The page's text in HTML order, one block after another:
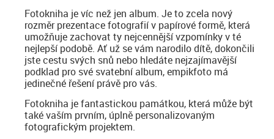
Fotokniha je víc než jen album. Je to zcela nový
rozměr prezentace fotografií v papírové formě, která
umožňuje zachovat ty nejcennější vzpomínky v té
nejlepší podobě. Ať už se vám narodilo dítě, dokončili
jste cestu svých snů nebo hledáte nejzajímavější
podklad pro své svatební album, empikfoto má
jedinečné řešení právě pro vás.
Fotokniha je fantastickou památkou, která může být
také vaším prvním, úplně personalizovaným
fotografickým projektem.